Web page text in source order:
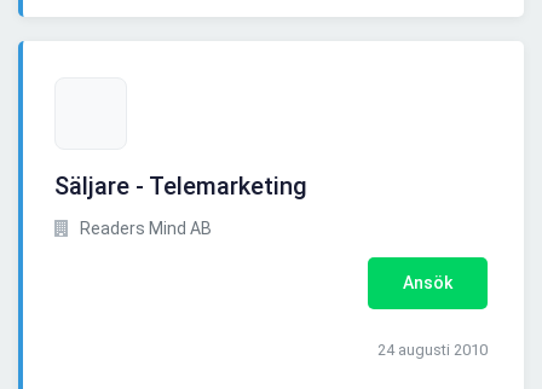
Säljare - Telemarketing
Readers Mind AB
Ansök
24 augusti 2010